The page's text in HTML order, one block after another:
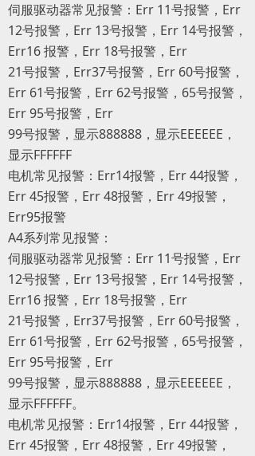
伺服驱动器常见报警：Err 11号报警，Err
12号报警，Err 13号报警，Err 14号报警，
Err16 报警，Err 18号报警，Err
21号报警，Err37号报警，Err 60号报警，
Err 61号报警，Err 62号报警，65号报警，
Err 95号报警，Err
99号报警，显示888888，显示EEEEEE，
显示FFFFFF
电机常见报警：Err14报警，Err 44报警，
Err 45报警，Err 48报警，Err 49报警，
Err95报警
A4系列常见报警：
伺服驱动器常见报警：Err 11号报警，Err
12号报警，Err 13号报警，Err 14号报警，
Err16 报警，Err 18号报警，Err
21号报警，Err37号报警，Err 60号报警，
Err 61号报警，Err 62号报警，65号报警，
Err 95号报警，Err
99号报警，显示888888，显示EEEEEE，
显示FFFFFF。
电机常见报警：Err14报警，Err 44报警，
Err 45报警，Err 48报警，Err 49报警，